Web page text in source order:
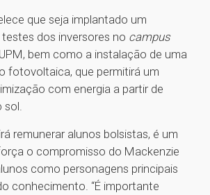
que seja implantado um
dos inversores no campus
bem como a instalação de uma
fotovoltaica, que permitirá um
com energia a partir de
sol.
remunerar alunos bolsistas, é um
o compromisso do Mackenzie
como personagens principais
conhecimento. “É importante